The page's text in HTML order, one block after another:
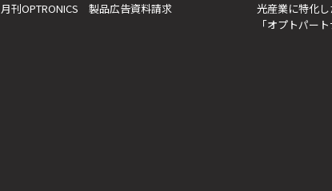
月刊OPTRONICS 製品広告資料請求
光産業に特化
「オプトパート